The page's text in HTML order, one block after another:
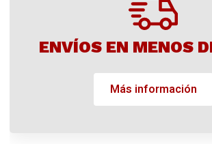
ENVÍOS EN MENOS
Más información